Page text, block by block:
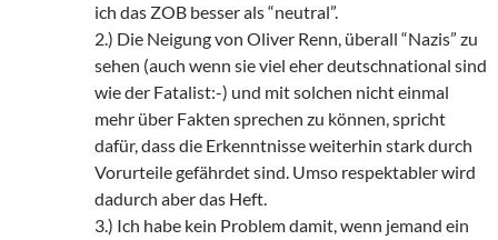
ich das ZOB besser als “neutral”.
2.) Die Neigung von Oliver Renn, überall “Nazis” zu
sehen (auch wenn sie viel eher deutschnational sind
wie der Fatalist:-) und mit solchen nicht einmal
mehr über Fakten sprechen zu können, spricht
dafür, dass die Erkenntnisse weiterhin stark durch
Vorurteile gefährdet sind. Umso respektabler wird
dadurch aber das Heft.
3.) Ich habe kein Problem damit, wenn jemand ein